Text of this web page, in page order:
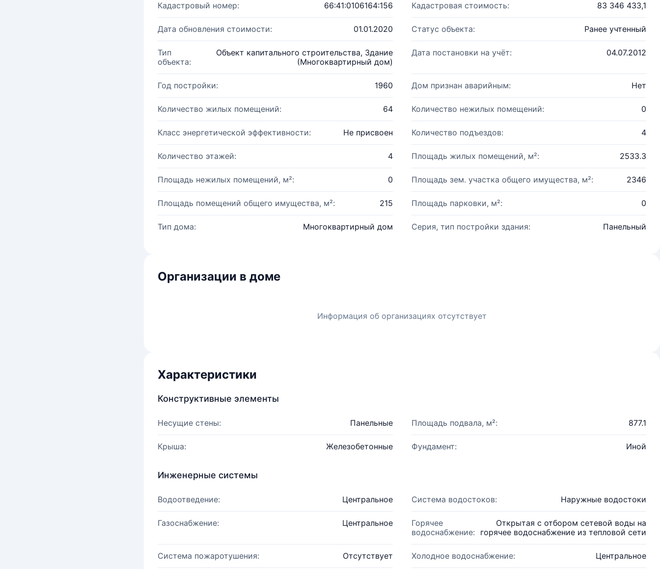
Кадастровый номер: 66:41:0106164:156 Кадастровая стоимость: 83 346 433,1
Дата обновления стоимости: 01.01.2020 Статус объекта: Ранее учтенный
Тип
объекта:
Объект капитального строительства, Здание
(Многоквартирный дом)
Дата постановки на учёт: 04.07.2012
Год постройки: 1960 Дом признан аварийным: Нет
Количество жилых помещений: 64 Количество нежилых помещений: 0
Класс энергетической эффективности: Не присвоен Количество подъездов: 4
Количество этажей: 4 Площадь жилых помещений, м²: 2533.3
Площадь нежилых помещений, м²: 0 Площадь зем. участка общего имущества, м²: 2346
Площадь помещений общего имущества, м²: 215 Площадь парковки, м²: 0
Тип дома: Многоквартирный дом Серия, тип постройки здания: Панельный
Организации в доме
Информация об организациях отсутствует
Характеристики
Конструктивные элементы
Несущие стены: Панельные Площадь подвала, м²: 877.1
Крыша: Железобетонные Фундамент: Иной
Инженерные системы
Водоотведение: Центральное Система водостоков: Наружные водостоки
Газоснабжение: Центральное
Горячее
водоснабжение:
Открытая с отбором сетевой воды на
горячее водоснабжение из тепловой сети
Система пожаротушения: Отсутствует Холодное водоснабжение: Центральное